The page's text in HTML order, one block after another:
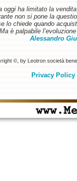
oggi ha limitato la
non si pone la
lo chiede quando
Ma è palpabile
Alessandro
©, by Leotron società
Privacy Policy